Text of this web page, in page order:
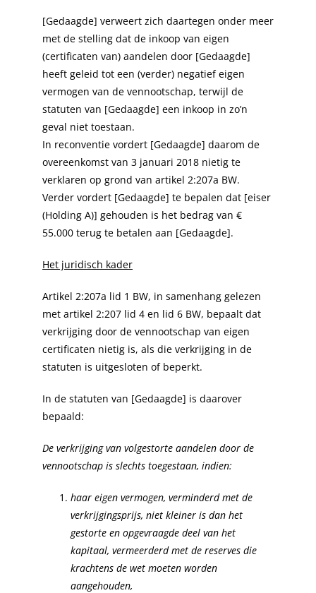
[Gedaagde] verweert zich daartegen onder meer
met de stelling dat de inkoop van eigen
(certificaten van) aandelen door [Gedaagde]
heeft geleid tot een (verder) negatief eigen
vermogen van de vennootschap, terwijl de
statuten van [Gedaagde] een inkoop in zo’n
geval niet toestaan.
In reconventie vordert [Gedaagde] daarom de
overeenkomst van 3 januari 2018 nietig te
verklaren op grond van artikel 2:207a BW.
Verder vordert [Gedaagde] te bepalen dat [eiser
(Holding A)] gehouden is het bedrag van €
55.000 terug te betalen aan [Gedaagde].
Het juridisch kader
Artikel 2:207a lid 1 BW, in samenhang gelezen
met artikel 2:207 lid 4 en lid 6 BW, bepaalt dat
verkrijging door de vennootschap van eigen
certificaten nietig is, als die verkrijging in de
statuten is uitgesloten of beperkt.
In de statuten van [Gedaagde] is daarover
bepaald:
De verkrijging van volgestorte aandelen door de
vennootschap is slechts toegestaan, indien:
haar eigen vermogen, verminderd met de
verkrijgingsprijs, niet kleiner is dan het
gestorte en opgevraagde deel van het
kapitaal, vermeerderd met de reserves die
krachtens de wet moeten worden
aangehouden,